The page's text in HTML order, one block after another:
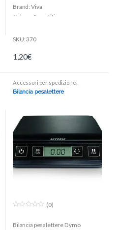
Brand: Viva
Colore: Assortiti
Confezione: 1 pezzo
SKU: 370
1,20€
Accessori per spedizione
Spedizione ed imballo
Bilancia pesalettere
u
(0)
Bilancia pesalettere Dymo